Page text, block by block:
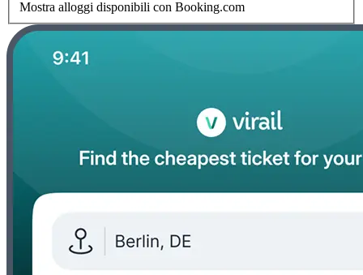
Mostra alloggi disponibili con Booking.com